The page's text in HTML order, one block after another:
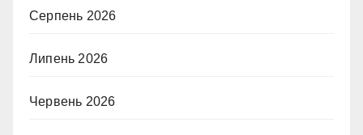
Серпень 2026
Липень 2026
Червень 2026